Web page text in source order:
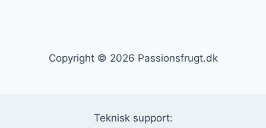
Copyright © 2026 Passionsfrugt.dk
Teknisk support: